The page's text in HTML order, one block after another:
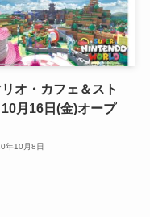
リオ・カフェ＆スト
月16日(金)オープ
年10月8日